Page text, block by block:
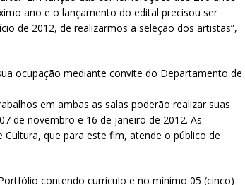
ano e o lançamento do edital precisou ser
de 2012, de realizarmos a seleção dos artistas”,
ocupação mediante convite do Departamento de
em ambas as salas poderão realizar suas
de novembro e 16 de janeiro de 2012. As
que para este fim, atende o público de
contendo currículo e no mínimo 05 (cinco)